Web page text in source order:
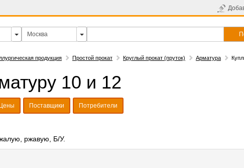
продукция Простой прокат Круглый прокат (пруток) Арматура
10 и 12
Цены Поставщики Потребители
ржавую, Б/У.